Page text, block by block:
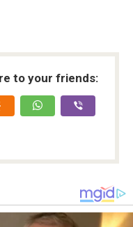
to your friends: